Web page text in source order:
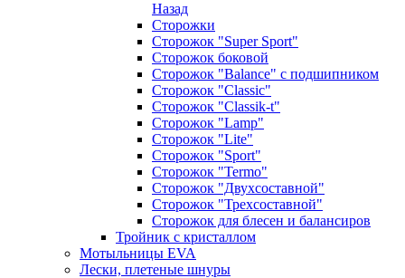
Назад
Сторожки
Сторожок "Super Sport"
Сторожок боковой
Сторожок "Balance" с подшипником
Сторожок "Classic"
Сторожок "Classik-t"
Сторожок "Lamp"
Сторожок "Lite"
Сторожок "Sport"
Сторожок "Termo"
Сторожок "Двухсоставной"
Сторожок "Трехсоставной"
Сторожок для блесен и балансиров
Тройник с кристаллом
Мотыльницы EVA
Лески, плетеные шнуры